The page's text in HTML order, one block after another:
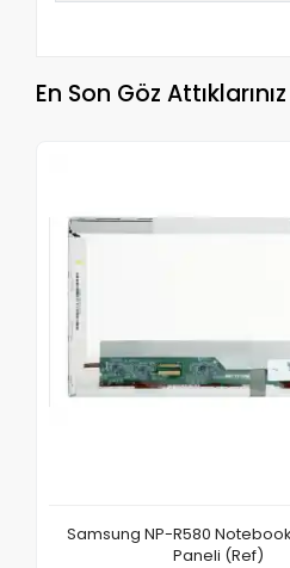
En Son Göz Attıklarınız
Samsung NP-R580
Paneli (Ref)